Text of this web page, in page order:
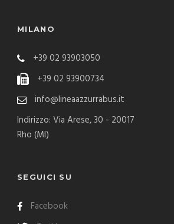
MILANO
+39 02 93903050
+39 02 93900734
info@lineaazzurrabus.it
Indirizzo: Via Arese, 30 - 20017
Rho (MI)
SEGUICI SU
Facebook